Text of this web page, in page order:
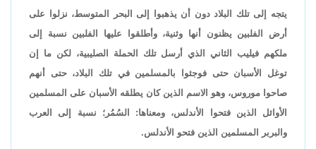
يتجه إلى تلك البلاد دون أن يذهبوا إلى البحر المتوسط، نزلوا على
أرض الفلبين يظنون أنها وثنية، وأطلقوا عليها الفلبين نسبة إلى
ملكهم فيليب الثاني الذي أرسل تلك الحملة الصليبية، لكن ما إن
توغل الأسبان حتى فوجئوا بالمسلمين في تلك البلاد، حتى أنهم
صاحوا موروس، وهو الاسم الذين كان يطلقه الأسبان على المسلمين
الأوائل الذين فتحوا الأندلس، ومعناها: السُمُر؛ نسبة إلى العرب
والبربر المسلمين الذين فتحو الأندلس.